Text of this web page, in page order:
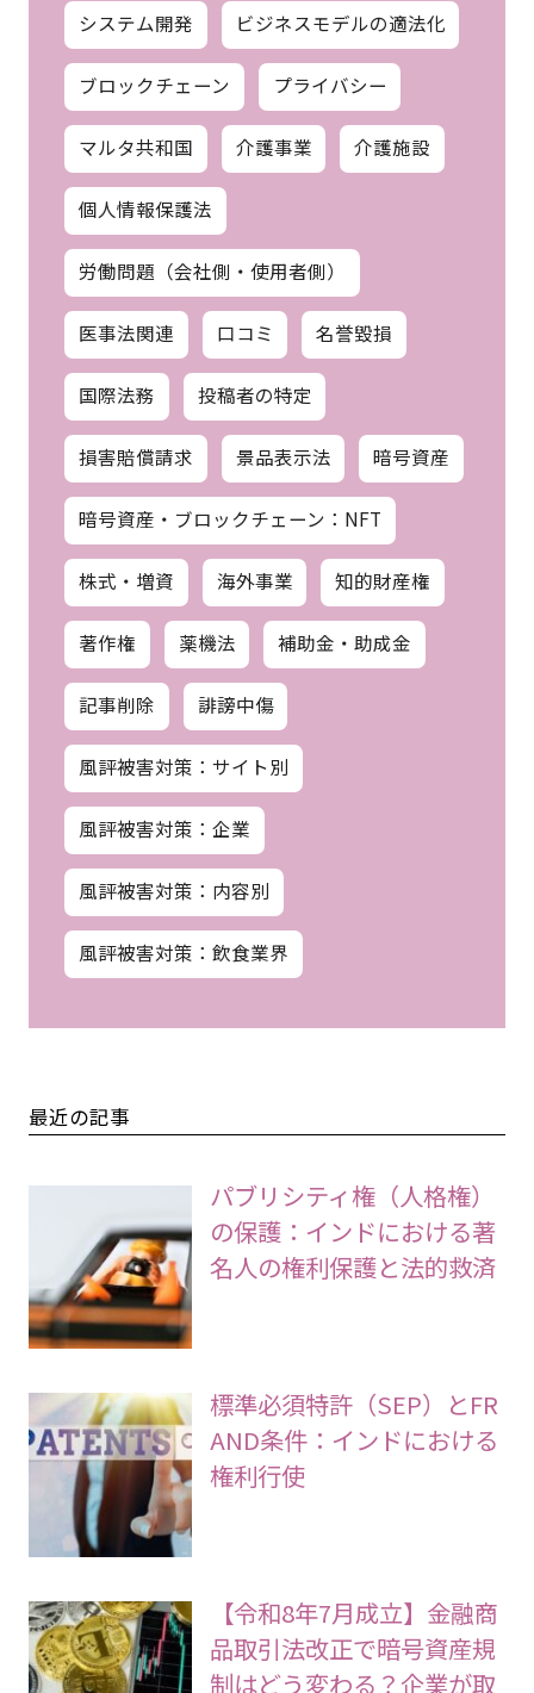
システム開発 ビジネスモデルの適法化
ブロックチェーン プライバシー
マルタ共和国 介護事業 介護施設
個人情報保護法
労働問題（会社側・使用者側）
医事法関連 口コミ 名誉毀損
国際法務 投稿者の特定
損害賠償請求 景品表示法 暗号資産
暗号資産・ブロックチェーン：NFT
株式・増資 海外事業 知的財産権
著作権 薬機法 補助金・助成金
記事削除 誹謗中傷
風評被害対策：サイト別
風評被害対策：企業
風評被害対策：内容別
風評被害対策：飲食業界
最近の記事
パブリシティ権（人格権）
の保護：インドにおける著
名人の権利保護と法的救済
標準必須特許（SEP）とFR
AND条件：インドにおける
権利行使
【令和8年7月成立】金融商
品取引法改正で暗号資産規
制はどう変わる？企業が取